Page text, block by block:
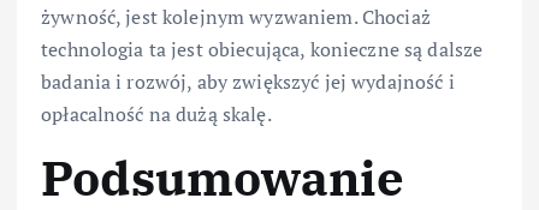
żywność, jest kolejnym wyzwaniem. Chociaż
technologia ta jest obiecująca, konieczne są dalsze
badania i rozwój, aby zwiększyć jej wydajność i
opłacalność na dużą skalę.
Podsumowanie